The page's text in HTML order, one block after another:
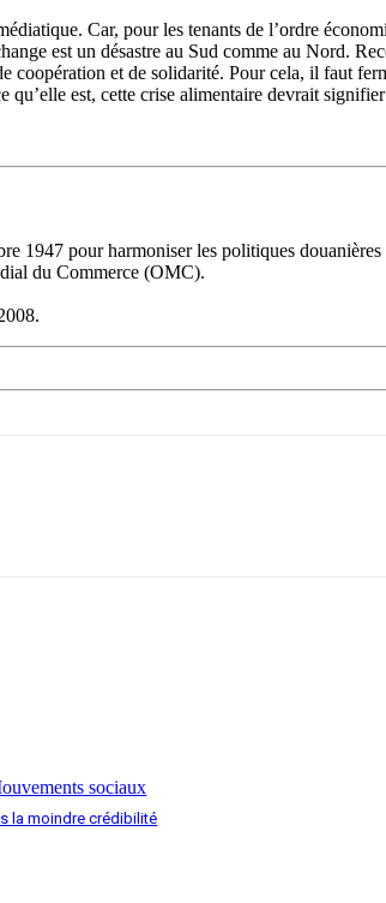
Car, pour les tenants de l’ordre
est un désastre au Sud comme au Nord.
coopération et de solidarité. Pour cela, il faut
est, cette crise alimentaire devrait
1947 pour harmoniser les politiques
du Commerce (OMC).
sociaux
la moindre crédibilité